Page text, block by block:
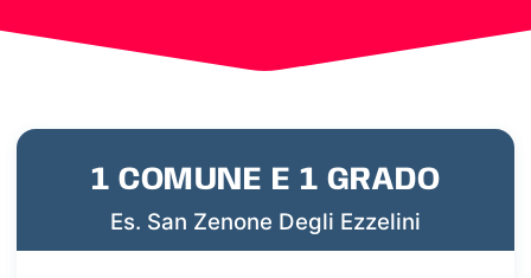
1 COMUNE E 1 GRADO
Es. San Zenone Degli Ezzelini